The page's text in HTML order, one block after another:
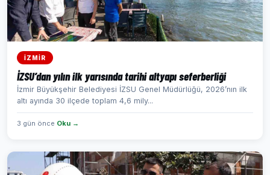
İZMİR
İZSU’dan yılın ilk yarısında tarihi altyapı seferberliği
İzmir Büyükşehir Belediyesi İZSU Genel Müdürlüğü, 2026’nın ilk
altı ayında 30 ilçede toplam 4,6 mily...
3 gün önce Oku →